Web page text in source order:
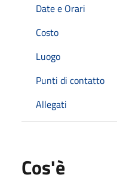
Date e Orari
Costo
Luogo
Punti di contatto
Allegati
Cos'è